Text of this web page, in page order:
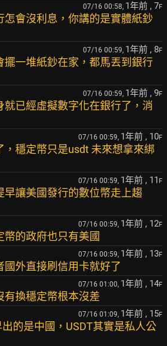
07/16 00:58, 1年前 , 7F
怎會沒利息，你講的是實體紙鈔
07/16 00:59, 1年前 , 8F
擺一堆紙鈔在家，都馬丟到銀行
07/16 00:59, 1年前 , 9F
就已經虛擬數字化在銀行了，消
07/16 00:59, 1年前 , 10F
，穩定幣只是usdt 未來想拿來綁
07/16 00:59, 1年前 , 11 F
早讓美國發行的數位幣走上趨
07/16 00:59, 1年前 , 12F
幣的政府也只有美國
07/16 00:59, 1年前 , 13F
國外直接刷信用卡就好了
07/16 01:00, 1年前 , 14F
有換穩定幣根本沒差
07/16 01:09, 1年前 , 15F
的是中國，USDT其實是私人公